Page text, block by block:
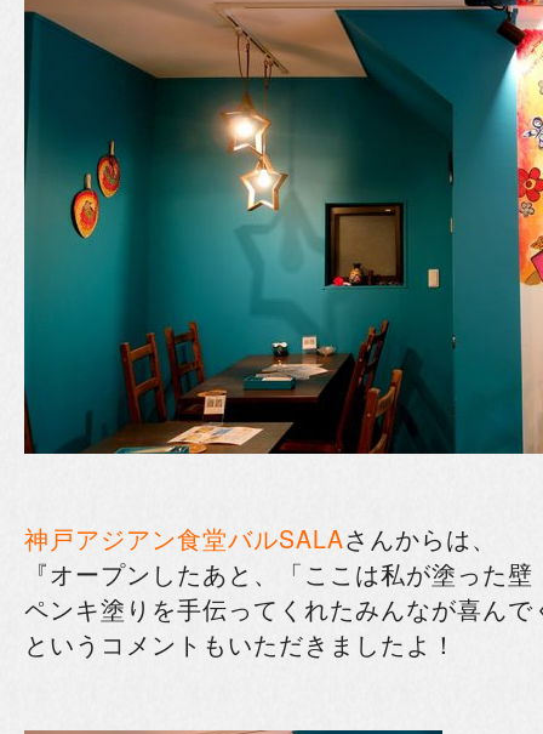
神戸アジアン食堂バルSALAさんからは、
『オープンしたあと、「ここは私が塗った
ペンキ塗りを手伝ってくれたみんなが喜ん
というコメントもいただきましたよ！